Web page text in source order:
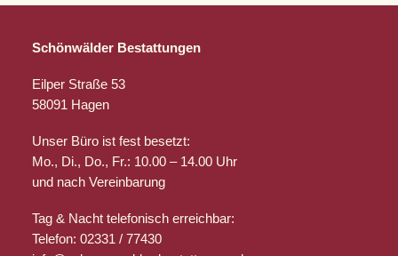
Schönwälder Bestattungen
Eilper Straße 53
58091 Hagen
Unser Büro ist fest besetzt:
Mo., Di., Do., Fr.: 10.00 – 14.00 Uhr
und nach Vereinbarung
Tag & Nacht telefonisch erreichbar:
Telefon: 02331 / 77430